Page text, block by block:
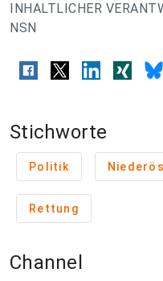
INHALTLICHER
NSN
Stichworte
Politik
Rettung
Channel